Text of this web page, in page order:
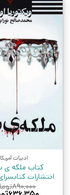
ادبیات آمریکا
کتاب ملکه ی
انتشارات
۸۹۰,۰۰۰